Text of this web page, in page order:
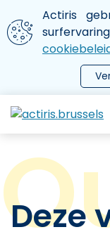
Aller au contenu
We gebruiken
Actiris
le menu
Deze